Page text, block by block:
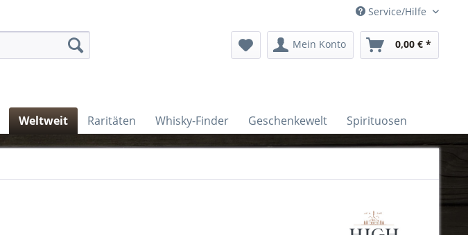
Service/Hilfe
Mein Konto 0,00 € *
Weltweit Raritäten Whisky-Finder Geschenkewelt Spirituosen